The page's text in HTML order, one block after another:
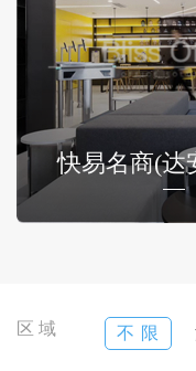
快易名商(达
区域 不 限